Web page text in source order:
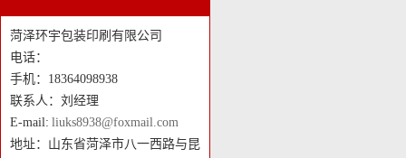
菏泽环宇包装印刷有限公司
电话：
手机：18364098938
联系人：刘经理
E-mail: liuks8938@foxmail.com
地址：山东省菏泽市八一西路与昆